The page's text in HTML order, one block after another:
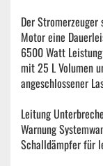
Der
Motor eine
6500 Watt
mit 25 L Volumen
angeschlossener
Leitung
Warnung
Schalldämpfer für